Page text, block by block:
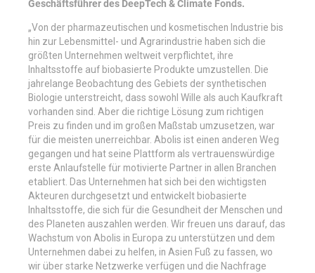
Geschäftsführer des DeepTech & Climate Fonds.
„Von der pharmazeutischen und kosmetischen Industrie bis
hin zur Lebensmittel- und Agrarindustrie haben sich die
größten Unternehmen weltweit verpflichtet, ihre
Inhaltsstoffe auf biobasierte Produkte umzustellen. Die
jahrelange Beobachtung des Gebiets der synthetischen
Biologie unterstreicht, dass sowohl Wille als auch Kaufkraft
vorhanden sind. Aber die richtige Lösung zum richtigen
Preis zu finden und im großen Maßstab umzusetzen, war
für die meisten unerreichbar. Abolis ist einen anderen Weg
gegangen und hat seine Plattform als vertrauenswürdige
erste Anlaufstelle für motivierte Partner in allen Branchen
etabliert. Das Unternehmen hat sich bei den wichtigsten
Akteuren durchgesetzt und entwickelt biobasierte
Inhaltsstoffe, die sich für die Gesundheit der Menschen und
des Planeten auszahlen werden. Wir freuen uns darauf, das
Wachstum von Abolis in Europa zu unterstützen und dem
Unternehmen dabei zu helfen, in Asien Fuß zu fassen, wo
wir über starke Netzwerke verfügen und die Nachfrage